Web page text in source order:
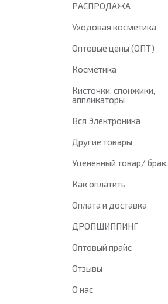
РАСПРОДАЖА
Уходовая косметика
Оптовые цены (ОПТ)
Косметика
Кисточки, спонжики,
аппликаторы
Вся Электроника
Другие товары
Уцененный товар/ брак.
Как оплатить
Оплата и доставка
ДРОПШИППИНГ
Оптовый прайс
Отзывы
О нас